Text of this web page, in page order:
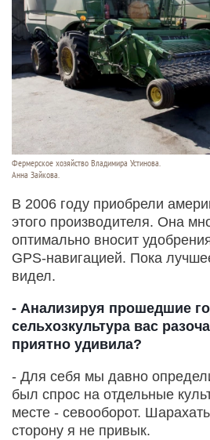
Фермерское хозяйство Владимира Устинова.
Анна Зайкова.
В 2006 году приобрели
этого производителя. Она
оптимально вносит
GPS-навигацией. Пока
видел.
- Анализируя прошедшие
сельхозкультура вас
приятно удивила?
- Для себя мы давно
был спрос на отдельные
месте - севооборот.
сторону я не привык.